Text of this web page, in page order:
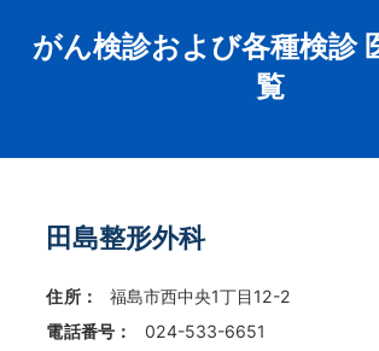
がん検診および各種検診
覧
田島整形外科
住所：
福島市西中央1丁目12-2
電話番号：
024-533-6651